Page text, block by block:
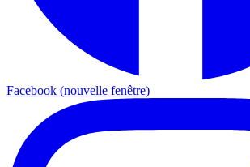
Facebook (nouvelle fenêtre)